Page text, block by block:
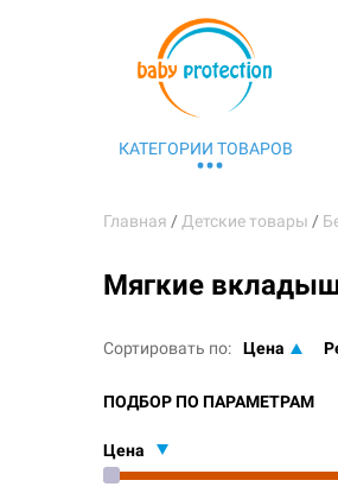
КАТЕГОРИИ ТОВАРОВ
Главная Детские товары
Мягкие
Сортировать по: Цена
ПОДБОР ПО ПАРАМЕТРАМ
Цена